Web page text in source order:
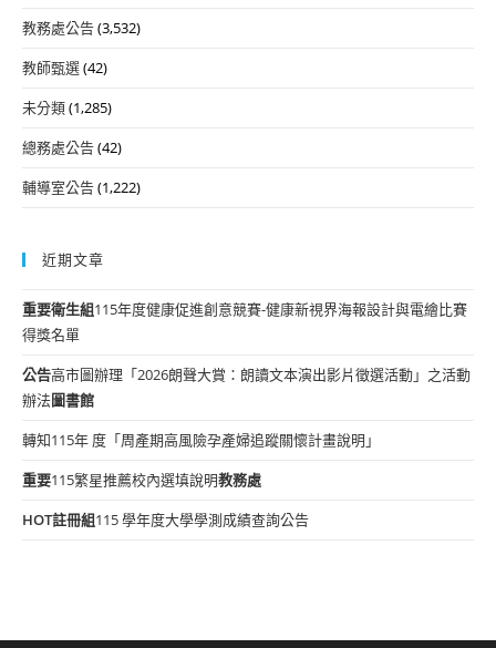
教務處公告(3,532)
教師甄選(42)
未分類(1,285)
總務處公告(42)
輔導室公告(1,222)
近期文章
重要衛生組115年度健康促進創意競賽-健康新視界海報設計與電繪比賽
得獎名單
公告高市圖辦理「2026朗聲大賞：朗讀文本演出影片徵選活動」之活動
辦法圖書館
轉知115年 度「周產期高風險孕產婦追蹤關懷計畫說明」
重要115繁星推薦校內選填說明教務處
HOT註冊組115 學年度大學學測成績查詢公告